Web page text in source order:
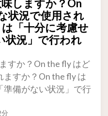
しますか？On
状況で使用され
「十分に考慮せ
状況」で行われ
すか？On the fly はど
すか？On the fly は
準備がない状況」で行